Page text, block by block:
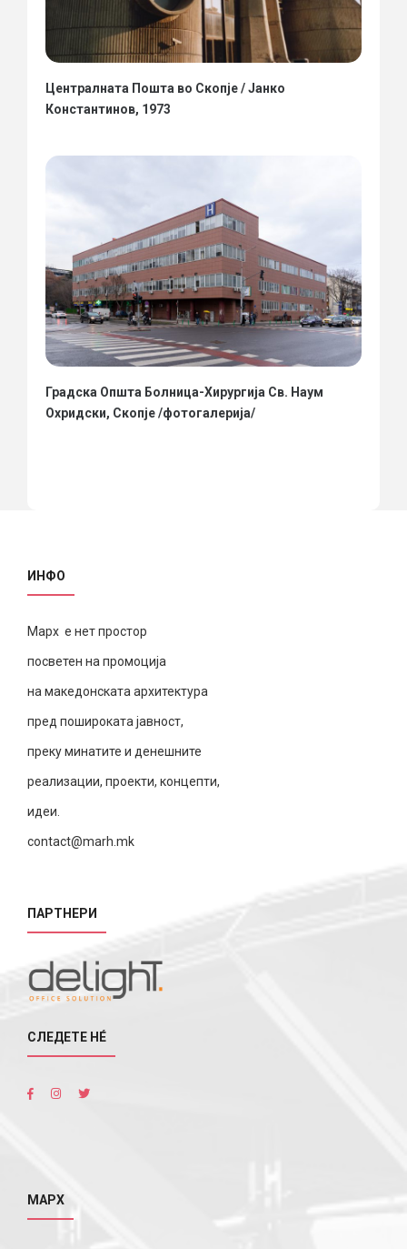
Централната Пошта во Скопје / Јанко
Константинов, 1973
Градска Општа Болница-Хирургија Св. Наум
Охридски, Скопје /фотогалерија/
ИНФО
Марх е нет простор
посветен на промоција
на македонската архитектура
пред пошироката јавност,
преку минатите и денешните
реализации, проекти, концепти,
идеи.
contact@marh.mk
ПАРТНЕРИ
СЛЕДЕТЕ НÉ
МАРХ